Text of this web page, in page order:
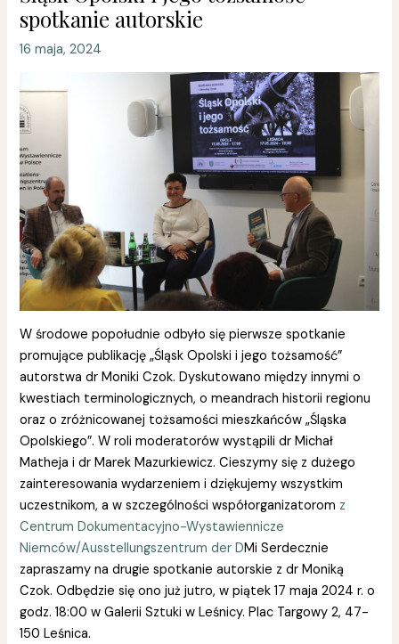
spotkanie autorskie
16 maja, 2024
W środowe popołudnie odbyło się pierwsze spotkanie
promujące publikację „Śląsk Opolski i jego tożsamość”
autorstwa dr Moniki Czok. Dyskutowano między innymi o
kwestiach terminologicznych, o meandrach historii regionu
oraz o zróżnicowanej tożsamości mieszkańców „Śląska
Opolskiego”. W roli moderatorów wystąpili dr Michał
Matheja i dr Marek Mazurkiewicz. Cieszymy się z dużego
zainteresowania wydarzeniem i dziękujemy wszystkim
uczestnikom, a w szczególnościwspółorganizatorom z
Centrum Dokumentacyjno-Wystawiennicze
Niemców/Ausstellungszentrum der DMi Serdecznie
zapraszamy na drugie spotkanie autorskie z dr Moniką
Czok. Odbędzie się ono już jutro, w piątek 17 maja 2024 r. o
godz. 18:00 w Galerii Sztuki w Leśnicy. Plac Targowy 2, 47-
150 Leśnica.